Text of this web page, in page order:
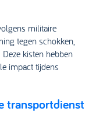
militaire
tegen schokken,
kisten hebben
impact tijdens
transportdienst